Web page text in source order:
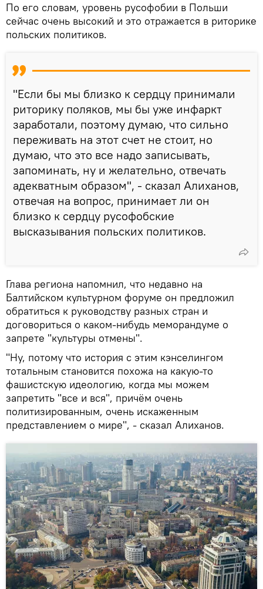
По его словам, уровень русофобии в Польши
сейчас очень высокий и это отражается в риторике
польских политиков.
"Если бы мы близко к сердцу принимали
риторику поляков, мы бы уже инфаркт
заработали, поэтому думаю, что сильно
переживать на этот счет не стоит, но
думаю, что это все надо записывать,
запоминать, ну и желательно, отвечать
адекватным образом", - сказал Алиханов,
отвечая на вопрос, принимает ли он
близко к сердцу русофобские
высказывания польских политиков.
Глава региона напомнил, что недавно на
Балтийском культурном форуме он предложил
обратиться к руководству разных стран и
договориться о каком-нибудь меморандуме о
запрете "культуры отмены".
"Ну, потому что история с этим кэнселингом
тотальным становится похожа на какую-то
фашистскую идеологию, когда мы можем
запретить "все и вся", причём очень
политизированным, очень искаженным
представлением о мире", - сказал Алиханов.